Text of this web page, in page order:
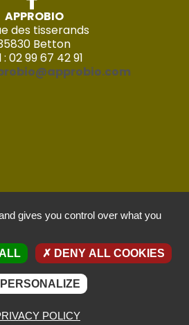
APPROBIO
des tisserands
Betton
: 02 99 67 42 91
légales
de confidentialité
par Imagic – 2022
gives you control over what you
DENY ALL COOKIES
PERSONALIZE
POLICY